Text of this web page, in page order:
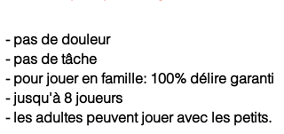
- pas de douleur
- pas de tâche
- pour jouer en famille: 100% délire garanti
- jusqu'à 8 joueurs
- les adultes peuvent jouer avec les petits.